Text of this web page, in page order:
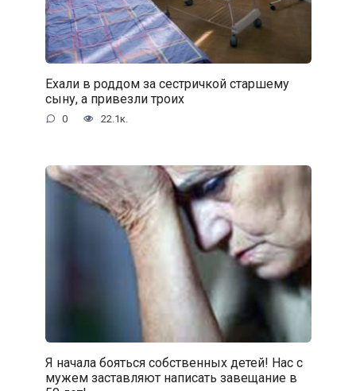
Ехали в роддом за сестричкой старшему
сыну, а привезли троих
0 22.1к.
Я начала бояться собственных детей! Нас с
мужем заставляют написать завещание в